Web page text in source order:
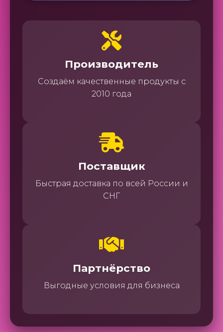
Производитель
Создаём качественные продукты с
2010 года
Поставщик
Быстрая доставка по всей России и
СНГ
Партнёрство
Выгодные условия для бизнеса